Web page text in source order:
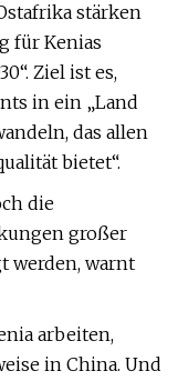
stärken
für Kenias
Ziel ist es,
in ein „Land
das allen
bietet“.
die
großer
werden, warnt
arbeiten,
in China. Und